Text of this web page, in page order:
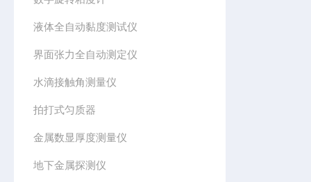
液体全自动黏度测试仪
界面张力全自动测定仪
水滴接触角测量仪
拍打式匀质器
金属数显厚度测量仪
地下金属探测仪